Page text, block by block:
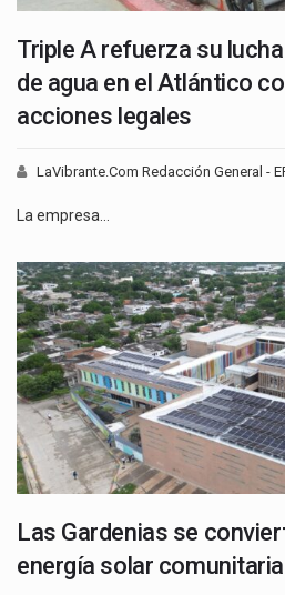
Triple A refuerza su
de agua en el Atlántico
acciones legales
LaVibrante.Com Redacción General -
La empresa…
Las Gardenias se
energía solar